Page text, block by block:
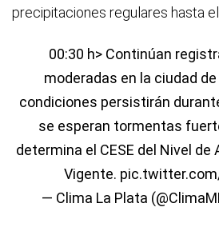
precipitaciones regulares hasta
00:30 h> Continúan
moderadas en la ciudad
condiciones persistirán
se esperan tormentas
determina el CESE del Nivel
Vigente.
— Clima La Plata